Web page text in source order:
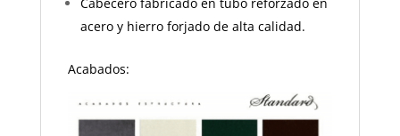
acero y hierro forjado de alta calidad.
Acabados: